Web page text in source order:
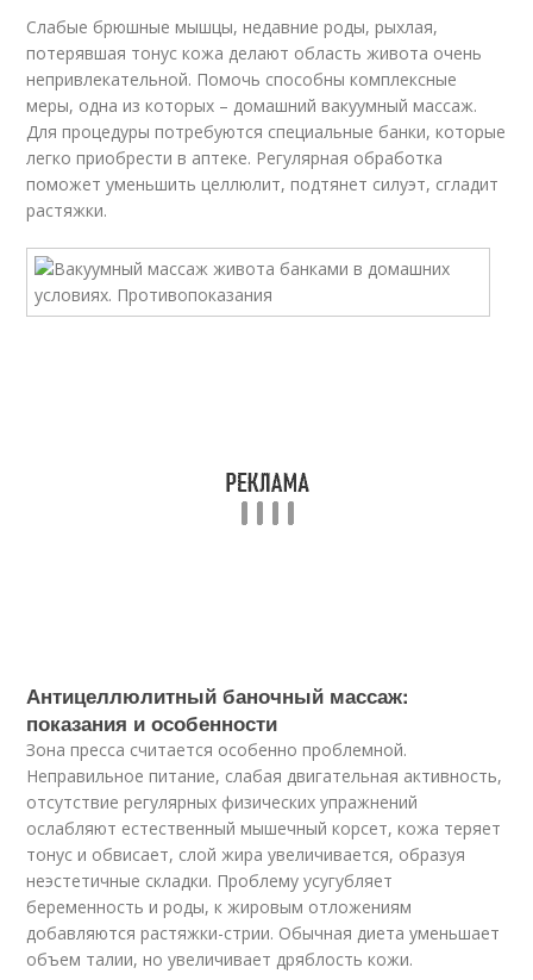
Слабые брюшные мышцы, недавние роды, рыхлая,
потерявшая тонус кожа делают область живота очень
непривлекательной. Помочь способны комплексные
меры, одна из которых – домашний вакуумный массаж.
Для процедуры потребуются специальные банки, которые
легко приобрести в аптеке. Регулярная обработка
поможет уменьшить целлюлит, подтянет силуэт, сгладит
растяжки.
Антицеллюлитный баночный массаж:
показания и особенности
Зона пресса считается особенно проблемной.
Неправильное питание, слабая двигательная активность,
отсутствие регулярных физических упражнений
ослабляют естественный мышечный корсет, кожа теряет
тонус и обвисает, слой жира увеличивается, образуя
неэстетичные складки. Проблему усугубляет
беременность и роды, к жировым отложениям
добавляются растяжки-стрии. Обычная диета уменьшает
объем талии, но увеличивает дряблость кожи.